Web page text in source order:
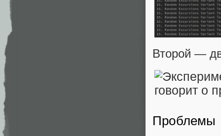
Второй —
Проблемы